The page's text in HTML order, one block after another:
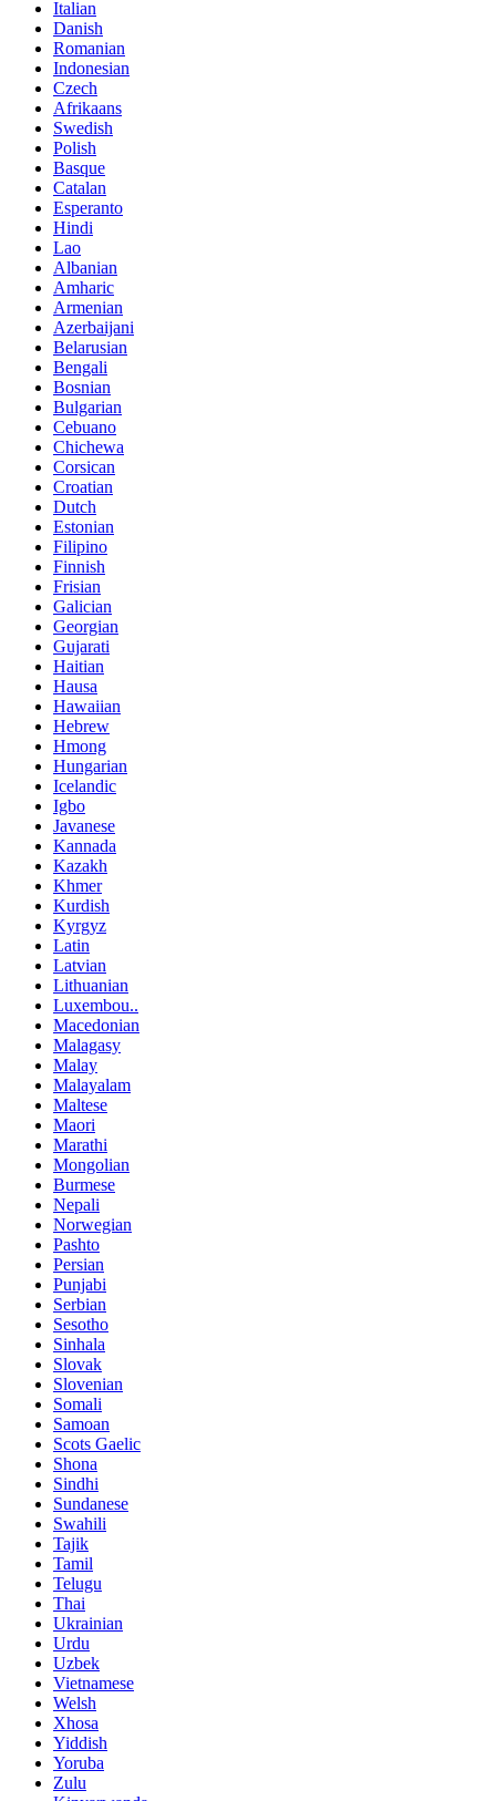
Italian
Danish
Romanian
Indonesian
Czech
Afrikaans
Swedish
Polish
Basque
Catalan
Esperanto
Hindi
Lao
Albanian
Amharic
Armenian
Azerbaijani
Belarusian
Bengali
Bosnian
Bulgarian
Cebuano
Chichewa
Corsican
Croatian
Dutch
Estonian
Filipino
Finnish
Frisian
Galician
Georgian
Gujarati
Haitian
Hausa
Hawaiian
Hebrew
Hmong
Hungarian
Icelandic
Igbo
Javanese
Kannada
Kazakh
Khmer
Kurdish
Kyrgyz
Latin
Latvian
Lithuanian
Luxembou..
Macedonian
Malagasy
Malay
Malayalam
Maltese
Maori
Marathi
Mongolian
Burmese
Nepali
Norwegian
Pashto
Persian
Punjabi
Serbian
Sesotho
Sinhala
Slovak
Slovenian
Somali
Samoan
Scots Gaelic
Shona
Sindhi
Sundanese
Swahili
Tajik
Tamil
Telugu
Thai
Ukrainian
Urdu
Uzbek
Vietnamese
Welsh
Xhosa
Yiddish
Yoruba
Zulu